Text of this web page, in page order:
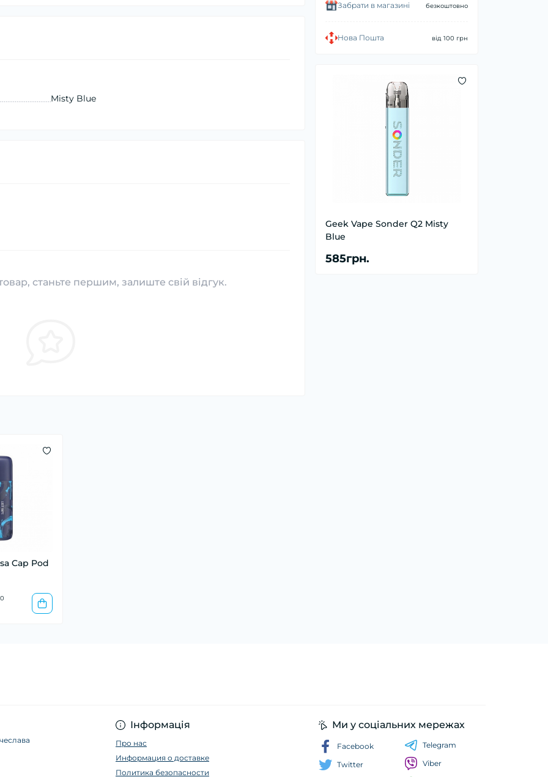
Забрати в магазині безкоштовно
Нова Пошта від 100 грн
Geek Vape Sonder Q2 Misty
Blue
585грн.
Misty Blue
станьте першим, залиште свій відгук.
Cap Pod
0
Інформація
Про нас
Информация о доставке
Политика безопасности
Ми у соціальних мережах
Facebook
Twitter
Telegram
Viber